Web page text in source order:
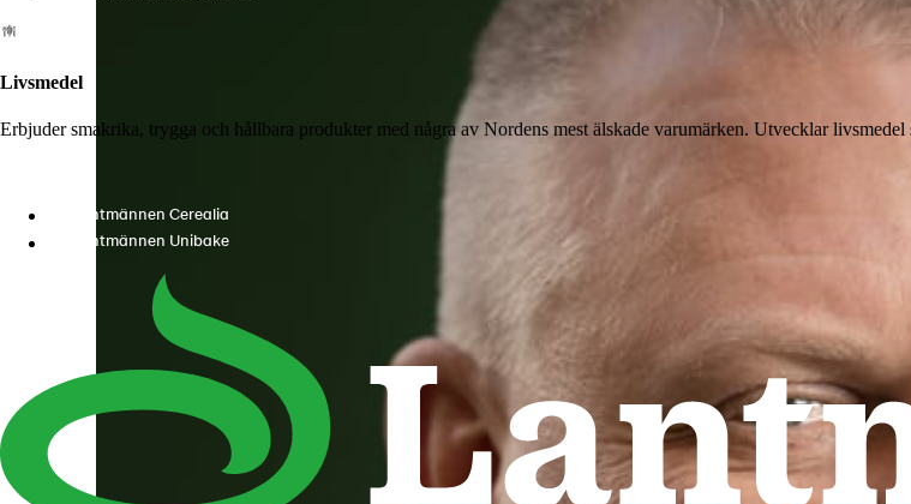
Livsmedel
Erbjuder smakrika, trygga och hållbara produkter med några av Nordens mest älskade varumärken. Utvecklar
Lantmännen Cerealia
Lantmännen Unibake